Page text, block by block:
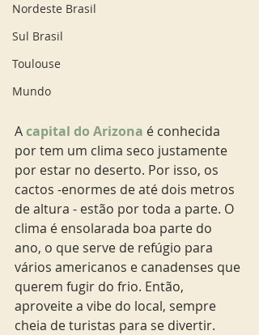
Nordeste Brasil
Sul Brasil
Toulouse
Mundo
A capital do Arizona é conhecida
por tem um clima seco justamente
por estar no deserto. Por isso, os
cactos -enormes de até dois metros
de altura - estão por toda a parte. O
clima é ensolarada boa parte do
ano, o que serve de refúgio para
vários americanos e canadenses que
querem fugir do frio. Então,
aproveite a vibe do local, sempre
cheia de turistas para se divertir.